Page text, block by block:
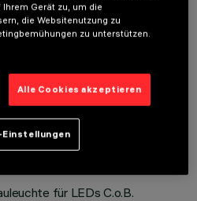
für LEDs C.o.B.
Gerät zu, um die
die Websitenutzung zu
zu unterstützen.
Alle Cookies akzeptieren